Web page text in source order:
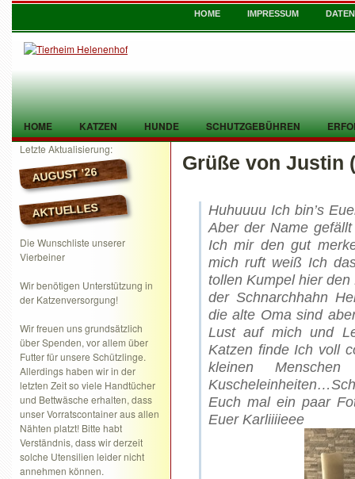
HOME IMPRESSUM
HOME KATZEN HUNDE SCHUTZGEBÜHREN
TIER GEFUNDEN KONTAKT
Letzte Aktualisierung:
AUGUST ’26
AKTUELLES
Die Wunschliste unserer
Vierbeiner
Wir benötigen Unterstützung in
der Katzenversorgung!
Wir freuen uns grundsätzlich
über Spenden, vor allem über
Futter für unsere Schützlinge.
Allerdings haben wir in der
letzten Zeit so viele Handtücher
und Bettwäsche erhalten, dass
unser Vorratscontainer aus allen
Nähten platzt! Bitte habt
Verständnis, dass wir derzeit
solche Utensilien leider nicht
annehmen können.
Grüße von Justin
Huhuuuu Ich bin’s
Aber der Name
Ich mir den gut
mich ruft weiß Ich
tollen Kumpel hier
der Schnarchhahn
die alte Oma sind
Lust auf mich und
Katzen finde Ich voll
kleinen
Euch mal ein paar
Euer Karliiiieee